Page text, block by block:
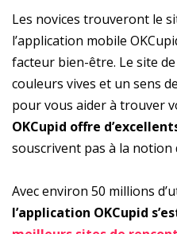
Les novices trouveront le
l’application mobile
facteur bien-être. Le site
couleurs vives et un sens
pour vous aider à trouver
OKCupid offre
souscrivent pas à la
Avec environ 50 millions
l’application OKCupid